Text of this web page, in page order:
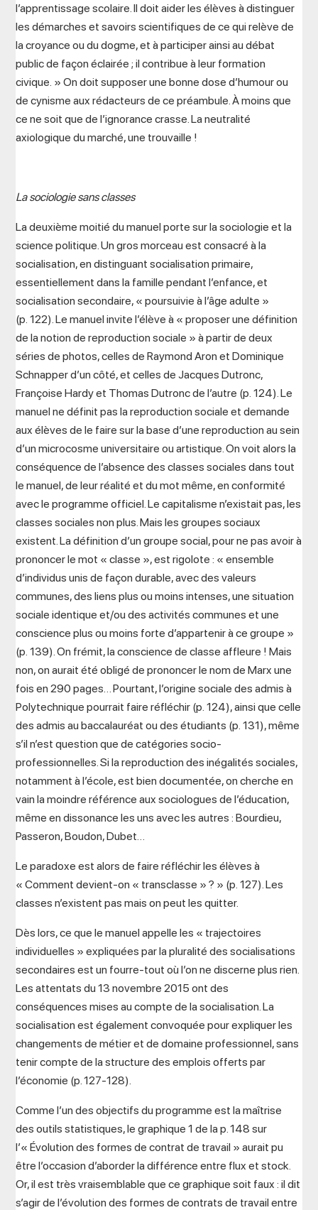
l’apprentissage scolaire. Il doit aider les élèves à distinguer
les démarches et savoirs scientifiques de ce qui relève de
la croyance ou du dogme, et à participer ainsi au débat
public de façon éclairée ; il contribue à leur formation
civique. » On doit supposer une bonne dose d’humour ou
de cynisme aux rédacteurs de ce préambule. À moins que
ce ne soit que de l’ignorance crasse. La neutralité
axiologique du marché, une trouvaille !
La sociologie sans classes
La deuxième moitié du manuel porte sur la sociologie et la
science politique. Un gros morceau est consacré à la
socialisation, en distinguant socialisation primaire,
essentiellement dans la famille pendant l’enfance, et
socialisation secondaire, « poursuivie à l’âge adulte »
(p. 122). Le manuel invite l’élève à « proposer une définition
de la notion de reproduction sociale » à partir de deux
séries de photos, celles de Raymond Aron et Dominique
Schnapper d’un côté, et celles de Jacques Dutronc,
Françoise Hardy et Thomas Dutronc de l’autre (p. 124). Le
manuel ne définit pas la reproduction sociale et demande
aux élèves de le faire sur la base d’une reproduction au sein
d’un microcosme universitaire ou artistique. On voit alors la
conséquence de l’absence des classes sociales dans tout
le manuel, de leur réalité et du mot même, en conformité
avec le programme officiel. Le capitalisme n’existait pas, les
classes sociales non plus. Mais les groupes sociaux
existent. La définition d’un groupe social, pour ne pas avoir à
prononcer le mot « classe », est rigolote : « ensemble
d’individus unis de façon durable, avec des valeurs
communes, des liens plus ou moins intenses, une situation
sociale identique et/ou des activités communes et une
conscience plus ou moins forte d’appartenir à ce groupe »
(p. 139). On frémit, la conscience de classe affleure ! Mais
non, on aurait été obligé de prononcer le nom de Marx une
fois en 290 pages… Pourtant, l’origine sociale des admis à
Polytechnique pourrait faire réfléchir (p. 124), ainsi que celle
des admis au baccalauréat ou des étudiants (p. 131), même
s’il n’est question que de catégories socio-
professionnelles. Si la reproduction des inégalités sociales,
notamment à l’école, est bien documentée, on cherche en
vain la moindre référence aux sociologues de l’éducation,
même en dissonance les uns avec les autres : Bourdieu,
Passeron, Boudon, Dubet…
Le paradoxe est alors de faire réfléchir les élèves à
« Comment devient-on « transclasse » ? » (p. 127). Les
classes n’existent pas mais on peut les quitter.
Dès lors, ce que le manuel appelle les « trajectoires
individuelles » expliquées par la pluralité des socialisations
secondaires est un fourre-tout où l’on ne discerne plus rien.
Les attentats du 13 novembre 2015 ont des
conséquences mises au compte de la socialisation. La
socialisation est également convoquée pour expliquer les
changements de métier et de domaine professionnel, sans
tenir compte de la structure des emplois offerts par
l’économie (p. 127-128).
Comme l’un des objectifs du programme est la maîtrise
des outils statistiques, le graphique 1 de la p. 148 sur
l’« Évolution des formes de contrat de travail » aurait pu
être l’occasion d’aborder la différence entre flux et stock.
Or, il est très vraisemblable que ce graphique soit faux : il dit
s’agir de l’évolution des formes de contrats de travail entre